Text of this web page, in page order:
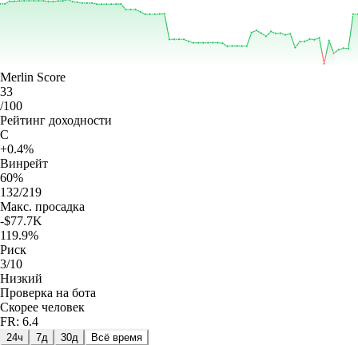
Merlin Score
33
/100
Рейтинг доходности
C
+0.4%
Винрейт
60%
132/219
Макс. просадка
-$77.7K
119.9%
Риск
3/10
Низкий
Проверка на бота
Скорее человек
FR: 6.4
24ч 7д 30д Всё время